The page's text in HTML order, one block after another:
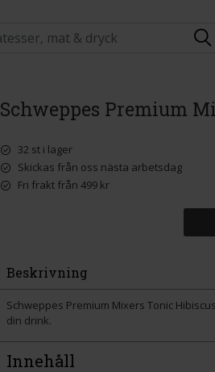
Schweppes Premium
32 st i lager
Skickas från oss nästa arbetsdag
Fri frakt från 499 kr
Beskrivning
Schweppes Premium Mixers Tonic
din drink.
Innehåll